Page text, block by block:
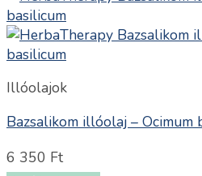
Illóolajok
Bazsalikom illóolaj – Ocimum
6 350 Ft